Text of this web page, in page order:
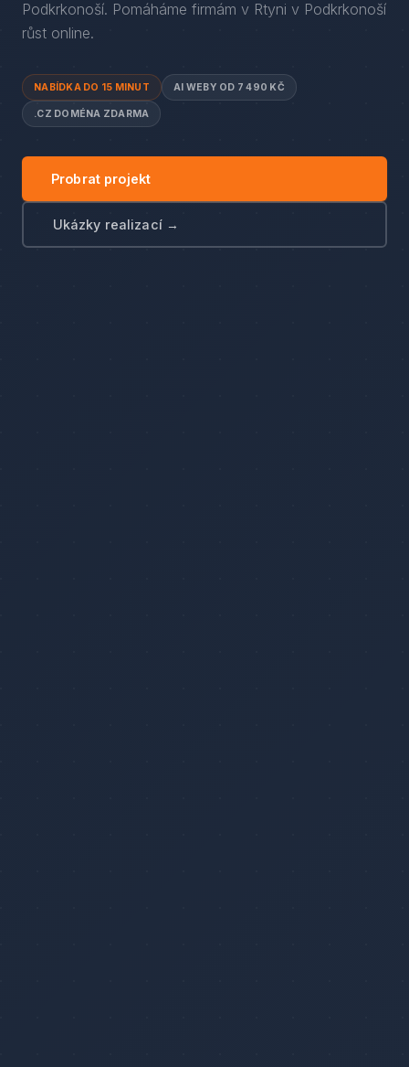
Podkrkonoší. Pomáháme firmám v Rtyni v Podkrkonoší
růst online.
NABÍDKA DO 15 MINUT AI WEBY OD 7 490 KČ
.CZ DOMÉNA ZDARMA
Probrat projekt
Ukázky realizací →